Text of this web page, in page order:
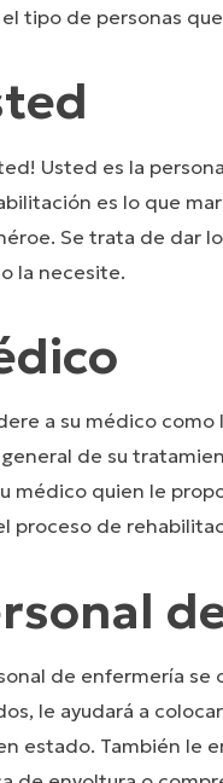
tipo de personas
Usted es la
es lo que
Se trata de dar
la necesite.
a su médico
de su
médico quien le
proceso de
de enfermería se
le ayudará a
estado. También le